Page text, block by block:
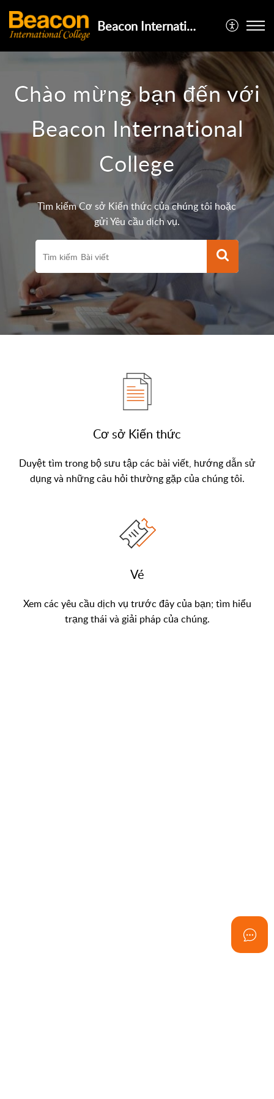
Beacon International College
Chào mừng bạn đến với
Beacon International
College
Tìm kiếm Cơ sở Kiến thức của chúng tôi hoặc
gửi Yêu cầu dịch vụ.
Cơ sở Kiến thức
Duyệt tìm trong bộ sưu tập các bài viết, hướng dẫn sử
dụng và những câu hỏi thường gặp của chúng tôi.
Vé
Xem các yêu cầu dịch vụ trước đây của bạn; tìm hiểu
trạng thái và giải pháp của chúng.